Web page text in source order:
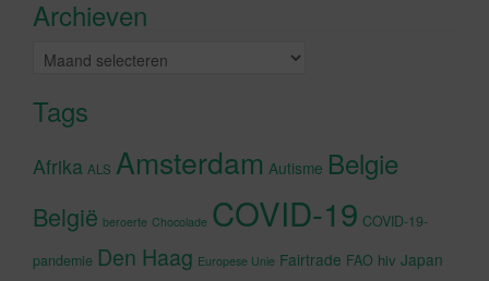
Archieven
Archieven
Tags
Afrika ALS Amsterdam Autisme Belgie
België beroerte Chocolade COVID-19 COVID-19-
pandemie Den Haag Europese Unie Fairtrade FAO hiv Japan